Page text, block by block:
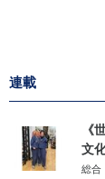
連載
《
文
総合